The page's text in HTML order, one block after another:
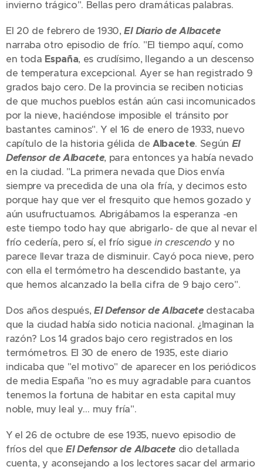
invierno trágico". Bellas pero dramáticas palabras.
El 20 de febrero de 1930,El Diario de Albacete
narraba otro episodio de frío. "El tiempo aquí, como
en toda España, es crudísimo, llegando a un descenso
de temperatura excepcional. Ayer se han registrado 9
grados bajo cero. De la provincia se reciben noticias
de que muchos pueblos están aún casi incomunicados
por la nieve, haciéndose imposible el tránsito por
bastantes caminos". Y el 16 de enero de 1933, nuevo
capítulo de la historia gélida de Albacete. Según El
Defensor de Albacete, para entonces ya había nevado
en la ciudad. "La primera nevada que Dios envía
siempre va precedida de una ola fría, y decimos esto
porque hay que ver el fresquito que hemos gozado y
aún usufructuamos. Abrigábamos la esperanza -en
este tiempo todo hay que abrigarlo- de que al nevar el
frío cedería, pero sí, el frío sigue in crescendoy no
parece llevar traza de disminuir. Cayó poca nieve, pero
con ella el termómetro ha descendido bastante, ya
que hemos alcanzado la bella cifra de 9 bajo cero".
Dos años después,El Defensor de Albacete destacaba
que la ciudad había sido noticia nacional. ¿Imaginan la
razón? Los 14 grados bajo cero registrados en los
termómetros. El 30 de enero de 1935, este diario
indicaba que "el motivo" de aparecer en los periódicos
de media España "no es muy agradable para cuantos
tenemos la fortuna de habitar en esta capital muy
noble, muy leal y… muy fría".
Y el 26 de octubre de ese 1935, nuevo episodio de
fríos del queEl Defensor de Albacete dio detallada
cuenta, y aconsejando a los lectores sacar del armario